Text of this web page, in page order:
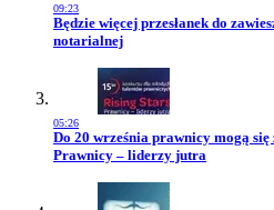
09:23
Przejdź do artykułu:
Będzie więcej przesłanek do
notarialnej
05:26
Przejdź do artykułu:
Do 20 września prawnicy mogą się
Prawnicy – liderzy jutra